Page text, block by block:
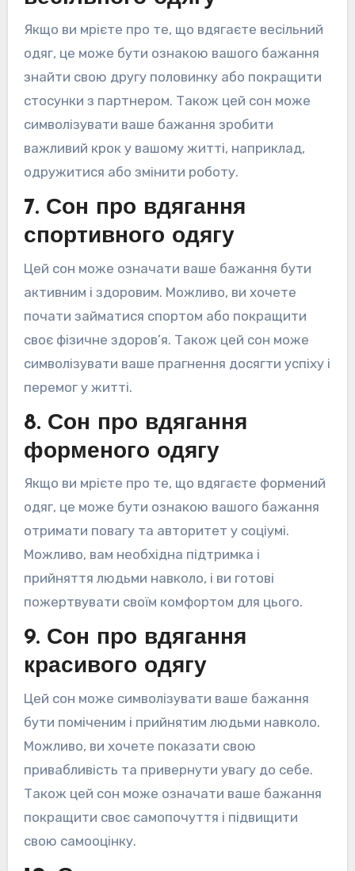
Якщо ви мрієте про те, що вдягаєте весільний
одяг, це може бути ознакою вашого бажання
знайти свою другу половинку або покращити
стосунки з партнером. Також цей сон може
символізувати ваше бажання зробити
важливий крок у вашому житті, наприклад,
одружитися або змінити роботу.
7. Сон про вдягання
спортивного одягу
Цей сон може означати ваше бажання бути
активним і здоровим. Можливо, ви хочете
почати займатися спортом або покращити
своє фізичне здоров’я. Також цей сон може
символізувати ваше прагнення досягти успіху і
перемог у житті.
8. Сон про вдягання
форменого одягу
Якщо ви мрієте про те, що вдягаєте формений
одяг, це може бути ознакою вашого бажання
отримати повагу та авторитет у соціумі.
Можливо, вам необхідна підтримка і
прийняття людьми навколо, і ви готові
пожертвувати своїм комфортом для цього.
9. Сон про вдягання
красивого одягу
Цей сон може символізувати ваше бажання
бути поміченим і прийнятим людьми навколо.
Можливо, ви хочете показати свою
привабливість та привернути увагу до себе.
Також цей сон може означати ваше бажання
покращити своє самопочуття і підвищити
свою самооцінку.